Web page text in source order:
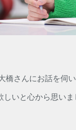
さんにお話を伺い
いと心から思いま